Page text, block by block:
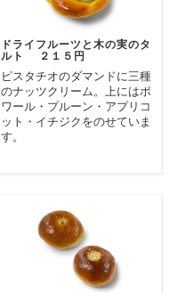
ドライフルーツと木の実のタ
ルト ２１５円
ピスタチオのダマンドに三種
のナッツクリーム。上にはポ
ワール・プルーン・アプリコ
ット・イチジクをのせていま
す。